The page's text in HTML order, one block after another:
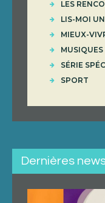
LES
LIS-MOI
MIEUX-
MUSIQUES
SÉRIE
SPORT
Dernières